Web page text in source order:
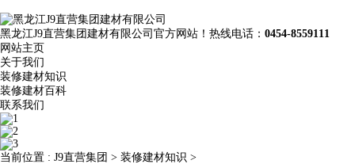
黑龙江J9直营集团建材有限公司官方网站！热线电话： 0454-8559111
网站主页
关于我们
装修建材知识
装修建材百科
联系我们
当前位置 : J9直营集团 > 装修建材知识 >